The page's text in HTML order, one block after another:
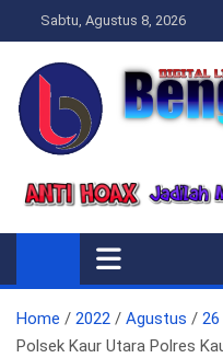
to
content
Sabtu, Agustus 8, 2026
Home 2022 Agustus
26
Polsek Kaur Utara Polres